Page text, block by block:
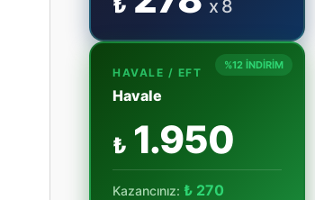
x 8
%12 İNDİRİM
HAVALE / EFT
Havale
₺ 1.950
Kazancınız: ₺ 270